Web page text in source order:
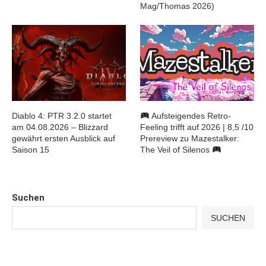
Suchen
SUCHEN
Mag/Thomas 2026)
Diablo 4: PTR 3.2.0 startet
am 04.08.2026 – Blizzard
gewährt ersten Ausblick auf
Saison 15
Aufsteigendes Retro-
Feeling trifft auf 2026 | 8,5 /10
Prereview zu Mazestalker:
The Veil of Silenos